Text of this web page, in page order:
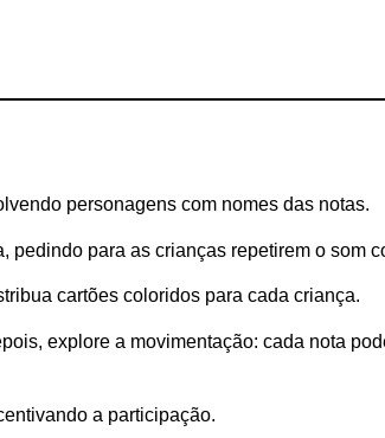
personagens com nomes das notas.
pedindo para as crianças repetirem o som
cartões coloridos para cada criança.
explore a movimentação: cada nota
a participação.